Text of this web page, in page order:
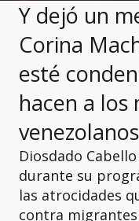
Y dejó un
Corina
esté
hacen a los
Diosdado Cabello
durante su
las atrocidades
contra